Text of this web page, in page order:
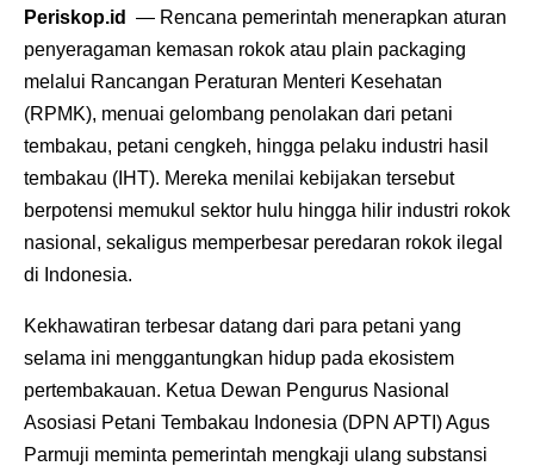
Periskop.id
— Rencana pemerintah menerapkan aturan
penyeragaman kemasan rokok atau plain packaging
melalui Rancangan Peraturan Menteri Kesehatan
(RPMK), menuai gelombang penolakan dari petani
tembakau, petani cengkeh, hingga pelaku industri hasil
tembakau (IHT). Mereka menilai kebijakan tersebut
berpotensi memukul sektor hulu hingga hilir industri rokok
nasional, sekaligus memperbesar peredaran rokok ilegal
di Indonesia.
Kekhawatiran terbesar datang dari para petani yang
selama ini menggantungkan hidup pada ekosistem
pertembakauan. Ketua Dewan Pengurus Nasional
Asosiasi Petani Tembakau Indonesia (DPN APTI) Agus
Parmuji meminta pemerintah mengkaji ulang substansi